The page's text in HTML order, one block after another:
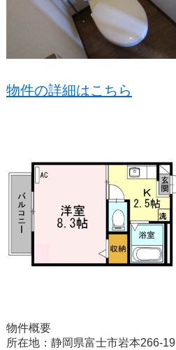
物件の詳細はこちら
物件概要
所在地：静岡県富士市岩本266-19